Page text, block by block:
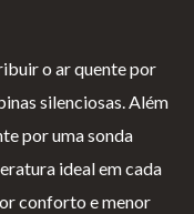
o ar quente por
silenciosas. Além
por uma sonda
ideal em cada
conforto e menor